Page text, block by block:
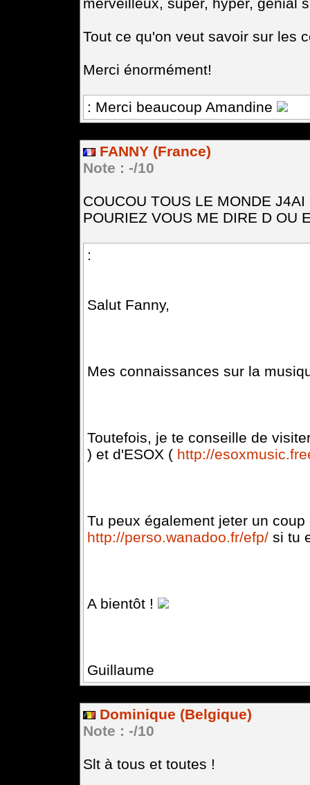
Tout ce qu'on veut savoir sur les
Merci énormément!
: Merci beaucoup Amandine
FANNY (France)
Note : -/10
COUCOU TOUS LE MONDE
POURIEZ VOUS ME DIRE D OU
:
Salut Fanny,
Mes connaissances sur la
Toutefois, je te conseille de
) et d'ESOX ( http://
Tu peux également jeter un
http://perso.wanadoo.fr/efp/ si tu
A bientôt !
Guillaume
Dominique (Belgique)
Note : -/10
Slt à tous et toutes !